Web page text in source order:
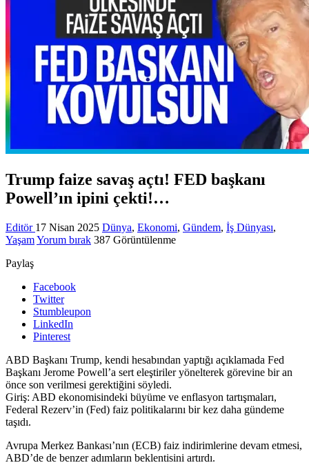
Trump faize savaş açtı! FED başkanı
Powell’ın ipini çekti!…
Editör 17 Nisan 2025 Dünya, Ekonomi, Gündem, İş Dünyası,
YaşamYorum bırak 387 Görüntülenme
Paylaş
Facebook
Twitter
Stumbleupon
LinkedIn
Pinterest
ABD Başkanı Trump, kendi hesabından yaptığı açıklamada Fed
Başkanı Jerome Powell’a sert eleştiriler yönelterek görevine bir an
önce son verilmesi gerektiğini söyledi.
Giriş: ABD ekonomisindeki büyüme ve enflasyon tartışmaları,
Federal Rezerv’in (Fed) faiz politikalarını bir kez daha gündeme
taşıdı.
Avrupa Merkez Bankası’nın (ECB) faiz indirimlerine devam etmesi,
ABD’de de benzer adımların beklentisini artırdı.